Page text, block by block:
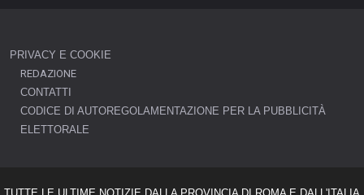
PRIVACY E COOKIE
REDAZIONE
CONTATTI
CODICE DI AUTOREGOLAMENTAZIONE PER LA PUBBLICITÀ
ELETTORALE